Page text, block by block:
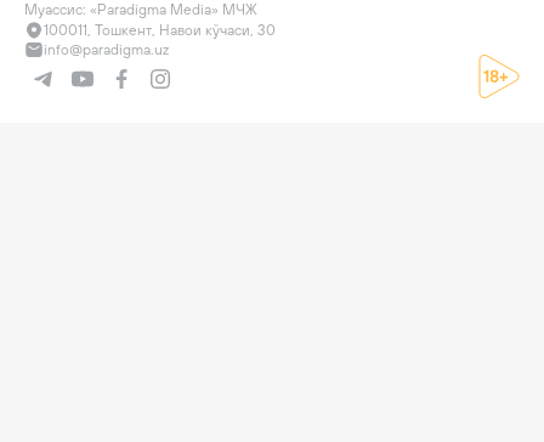
Муассис: «Paradigma Media» МЧЖ
100011, Тошкент, Навои кўчаси, 30
info@paradigma.uz